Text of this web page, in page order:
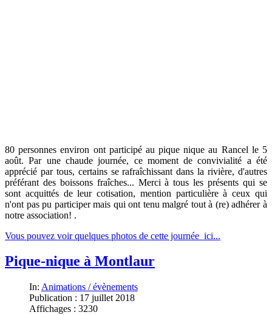
80 personnes environ ont participé au pique nique au Rancel le 5
août. Par une chaude journée, ce moment de convivialité a été
apprécié par tous, certains se rafraîchissant dans la rivière, d'autres
préférant des boissons fraîches... Merci à tous les présents qui se
sont acquittés de leur cotisation, mention particulière à ceux qui
n'ont pas pu participer mais qui ont tenu malgré tout à (re) adhérer à
notre association! .
Vous pouvez voir quelques photos de cette journée ici...
Pique-nique à Montlaur
In: Animations / évènements
Publication : 17 juillet 2018
Affichages : 3230